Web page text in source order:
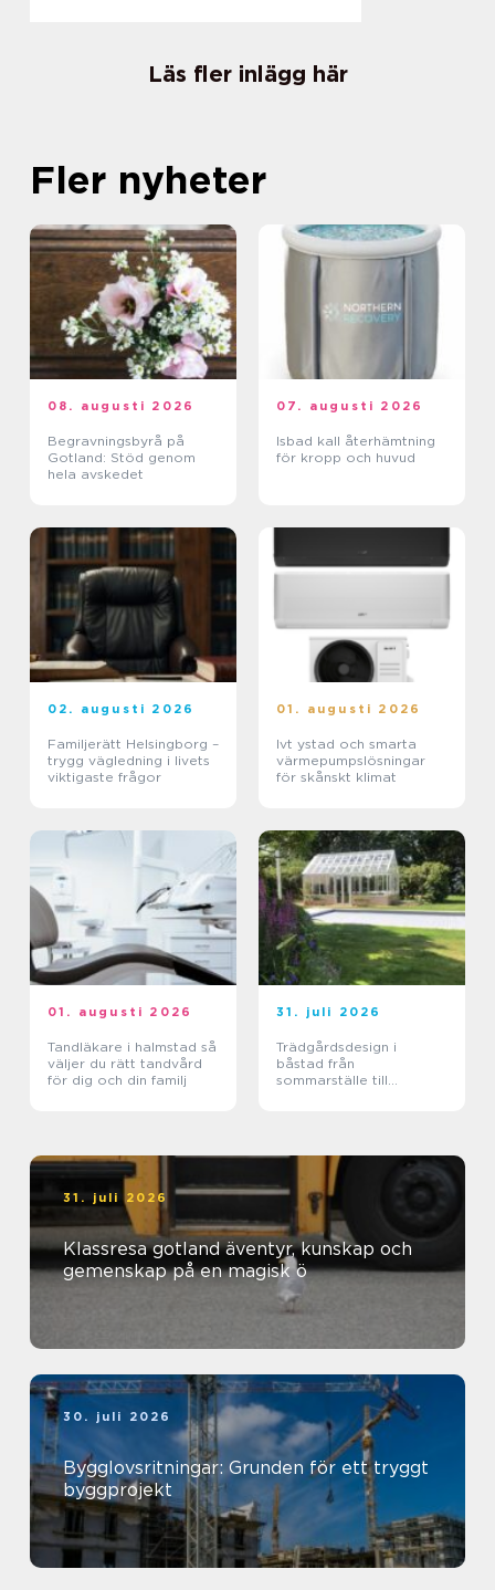
Läs fler inlägg här
Fler nyheter
08. augusti 2026
Begravningsbyrå på
Gotland: Stöd genom
hela avskedet
07. augusti 2026
Isbad kall återhämtning
för kropp och huvud
02. augusti 2026
Familjerätt Helsingborg –
trygg vägledning i livets
viktigaste frågor
01. augusti 2026
Ivt ystad och smarta
värmepumpslösningar
för skånskt klimat
01. augusti 2026
Tandläkare i halmstad så
väljer du rätt tandvård
för dig och din familj
31. juli 2026
Trädgårdsdesign i
båstad från
sommarställe till
31. juli 2026
Klassresa gotland äventyr, kunskap och
gemenskap på en magisk ö
30. juli 2026
Bygglovsritningar: Grunden för ett tryggt
byggprojekt